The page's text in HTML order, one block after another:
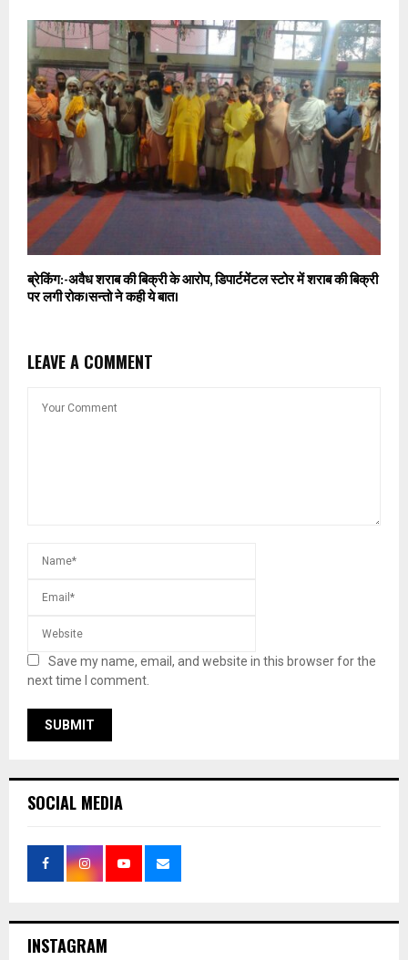
ब्रेकिंग:-अवैध शराब की बिक्री के आरोप, डिपार्टमेंटल स्टोर में शराब की बिक्री
पर लगी रोक।सन्तो ने कही ये बात।
LEAVE A COMMENT
Save my name, email, and website in this browser for the
next time I comment.
SOCIAL MEDIA
INSTAGRAM